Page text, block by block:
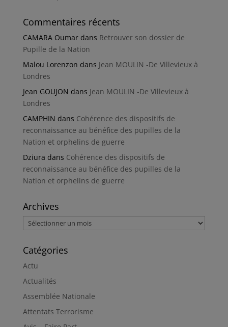
Commentaires récents
CAMARA Oumardans Retrouver son dossier de
Pupille de la Nation
Malou Lorenzon dans Jean MOULIN -De Villevieux à
Londres
Jean GOUJON dans Jean MOULIN -De Villevieux à
Londres
CAMPHIN dans Cohérence des dispositifs de
reconnaissance au bénéfice des pupilles de la
Nation et orphelins de guerre
Dziura dans Cohérence des dispositifs de
reconnaissance au bénéfice des pupilles de la
Nation et orphelins de guerre
Archives
Archives
Catégories
Actu
Actualités
Assemblée Nationale
Attentats Terrorisme